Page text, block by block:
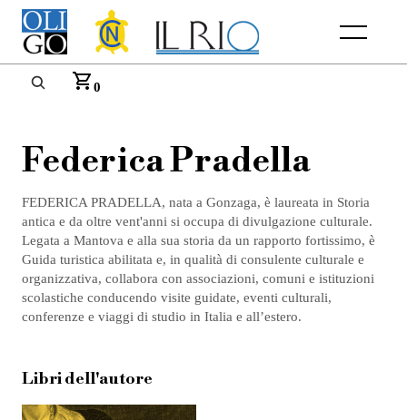
Menu
0
Federica Pradella
FEDERICA PRADELLA, nata a Gonzaga, è laureata in Storia
antica e da oltre vent'anni si occupa di divulgazione culturale.
Legata a Mantova e alla sua storia da un rapporto fortissimo, è
Guida turistica abilitata e, in qualità di consulente culturale e
organizzativa, collabora con associazioni, comuni e istituzioni
scolastiche conducendo visite guidate, eventi culturali,
conferenze e viaggi di studio in Italia e all’estero.
Libri dell'autore